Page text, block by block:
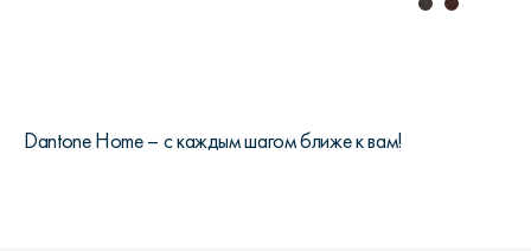
Dantone Home – c каждым шагом ближе к вам!